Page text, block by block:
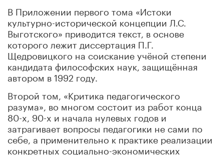
В Приложении первого тома «Истоки
культурно-исторической концепции Л.С.
Выготского» приводится текст, в основе
которого лежит диссертация П.Г.
Щедровицкого на соискание учёной степени
кандидата философских наук, защищённая
автором в 1992 году.
Второй том, «Критика педагогического
разума», во многом состоит из работ конца
80-х, 90-х и начала нулевых годов и
затрагивает вопросы педагогики не сами по
себе, а применительно к практике реализации
конкретных социально-экономических